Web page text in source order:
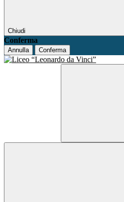
Chiudi
Conferma
Annulla Conferma